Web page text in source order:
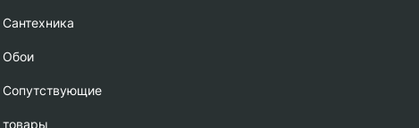
Сантехника
Обои
Сопутствующие
товары